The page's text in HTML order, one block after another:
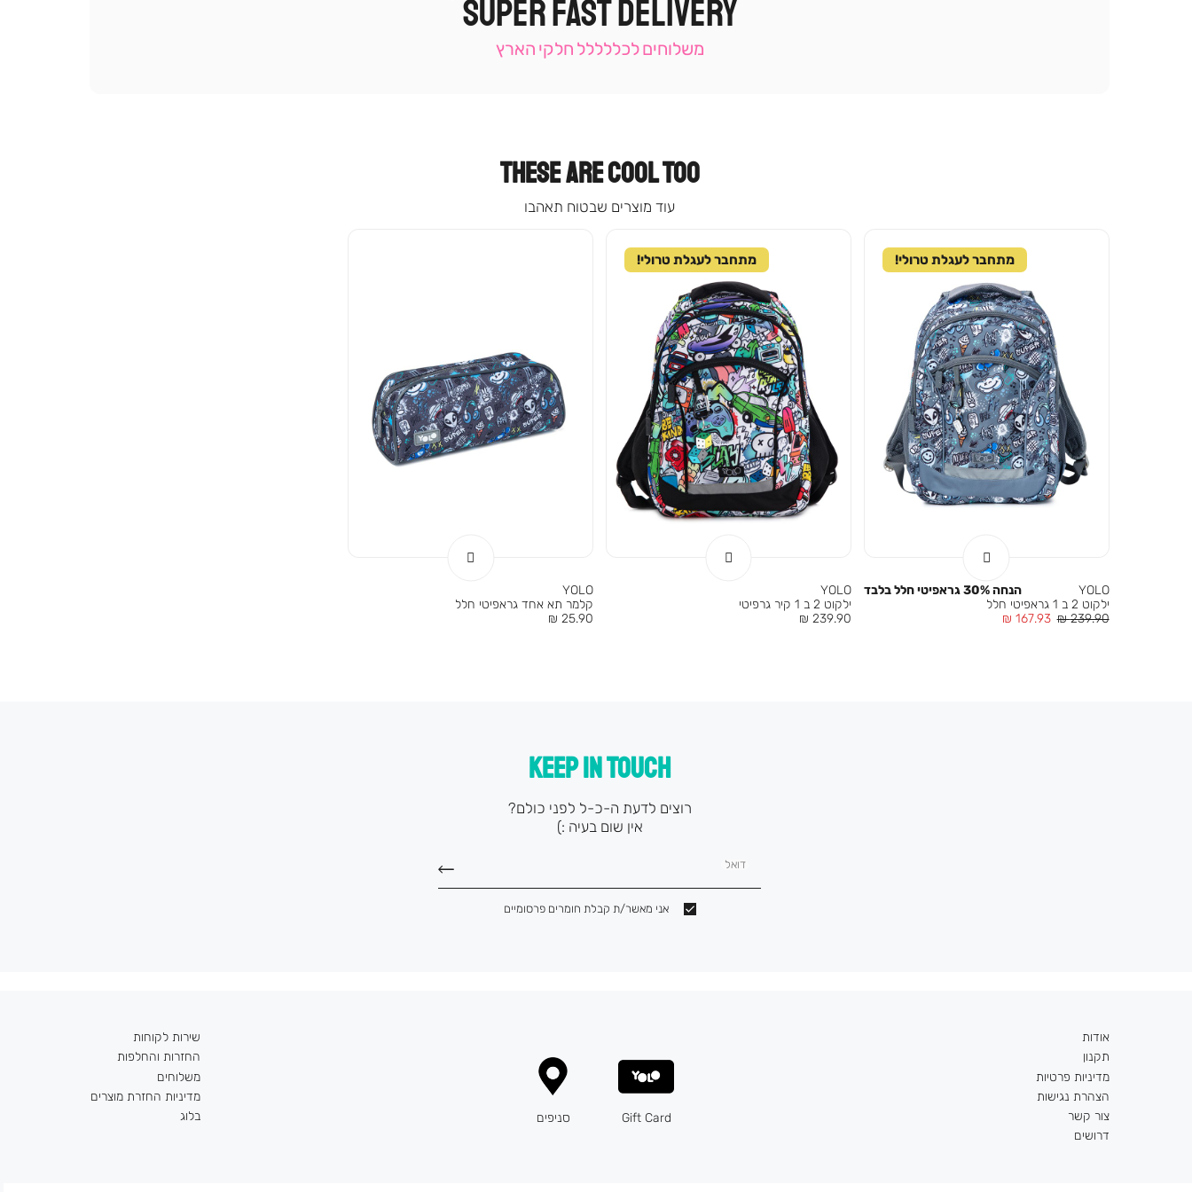
|
תומכי
-
SUPER FAST DELIVERY
משלוחים לכללללל חלקי הארץ
THESE ARE COOL TOO
עוד מוצרים שבטוח תאהבו
מתחבר לעגלת טרולי!
YOLO
הנחה 30% גראפיטי חלל בלבד
ילקוט 2 ב 1 גראפיטי חלל
מחיר
167.93 ₪
מחיר
239.90 ₪
מתחבר לעגלת טרולי!
YOLO
ילקוט 2 ב 1 קיר גרפיטי
מחיר
239.90 ₪
YOLO
קלמר תא אחד גראפיטי חלל
מחיר
25.90 ₪
KEEP IN TOUCH
רוצים לדעת ה-כ-ל לפני כולם?
אין שום בעיה :)
דואל
אני מאשר/ת קבלת חומרים פרסומיים
אודות
תקנון
מדיניות פרטיות
הצהרת נגישות
צור קשר
דרושים
Gift Card סניפים
שירות לקוחות
החזרות והחלפות
משלוחים
מדיניות החזרת מוצרים
בלוג